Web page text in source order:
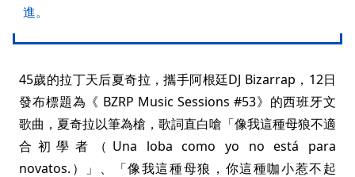
進。
45歲的拉丁天后夏奇拉，攜手阿根廷DJ Bizarrap，12日
發布標題為《 BZRP Music Sessions #53》的西班牙文
歌曲，夏奇拉以筆為槍，歌詞直白嗆「像我這種母狼不適
合初學者（Una loba como yo no está para
novatos.）」、「像我這種母狼，你這種咖小惹不起